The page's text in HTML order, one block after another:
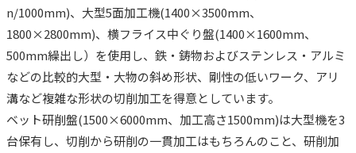
n/1000mm)、大型5面加工機(1400×3500mm、
1800×2800mm)、横フライス中ぐり盤(1400×1600mm、
500mm繰出し）を使用し、鉄・鋳物およびステンレス・アルミ
などの比較的大型・大物の斜め形状、剛性の低いワーク、アリ
溝など複雑な形状の切削加工を得意としています。
ベット研削盤(1500×6000mm、加工高さ1500mm)は大型機を3
台保有し、切削から研削の一貫加工はもちろんのこと、研削加